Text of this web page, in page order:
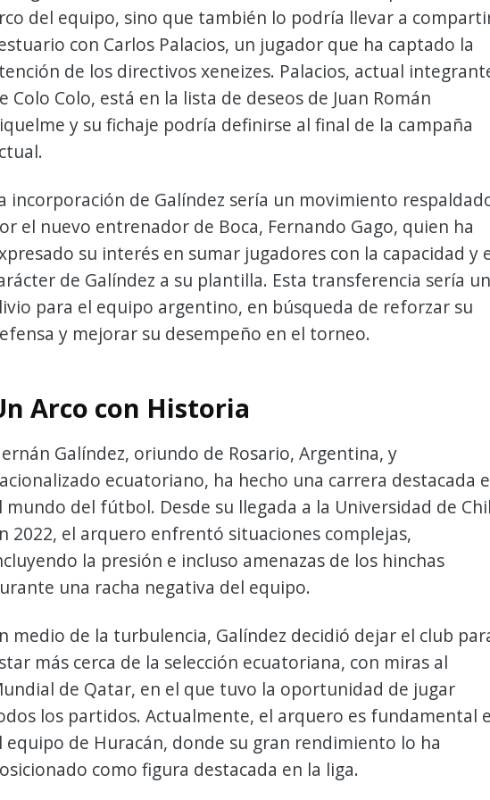
del equipo, sino que también lo podría llevar a
con Carlos Palacios, un jugador que ha captado la
de los directivos xeneizes. Palacios, actual
Colo Colo, está en la lista de deseos de Juan Román
y su fichaje podría definirse al final de la campaña
incorporación de Galíndez sería un movimiento
el nuevo entrenador de Boca, Fernando Gago, quien ha
su interés en sumar jugadores con la capacidad y
de Galíndez a su plantilla. Esta transferencia sería un
para el equipo argentino, en búsqueda de reforzar su
y mejorar su desempeño en el torneo.
Arco con Historia
Galíndez, oriundo de Rosario, Argentina, y
ecuatoriano, ha hecho una carrera destacada
mundo del fútbol. Desde su llegada a la Universidad de
2022, el arquero enfrentó situaciones complejas,
la presión e incluso amenazas de los hinchas
una racha negativa del equipo.
medio de la turbulencia, Galíndez decidió dejar el club
más cerca de la selección ecuatoriana, con miras al
de Qatar, en el que tuvo la oportunidad de jugar
los partidos. Actualmente, el arquero es fundamental
equipo de Huracán, donde su gran rendimiento lo ha
como figura destacada en la liga.